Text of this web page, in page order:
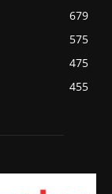
679
575
475
455